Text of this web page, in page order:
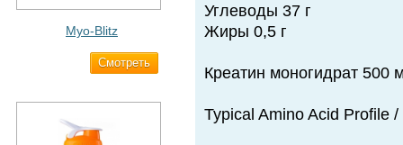
Myo-Blitz
Cмотреть
Углеводы 37 г
Жиры 0,5 г
Креатин моногидрат 500
Typical Amino Acid Profile /